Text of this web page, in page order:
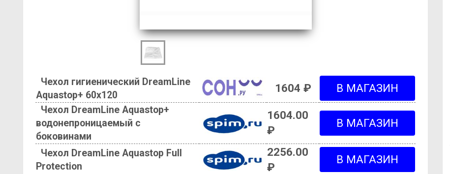
Чехол гигиенический DreamLine
Aquastop+ 60х120
1604 ₽
Чехол DreamLine Aquastop+
водонепроницаемый с
боковинами
1604.00
₽
Чехол DreamLine Aquastop Full
Protection
2256.00
₽